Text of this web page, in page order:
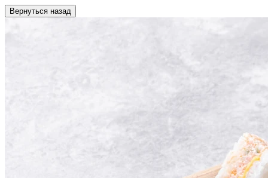
Вернуться назад